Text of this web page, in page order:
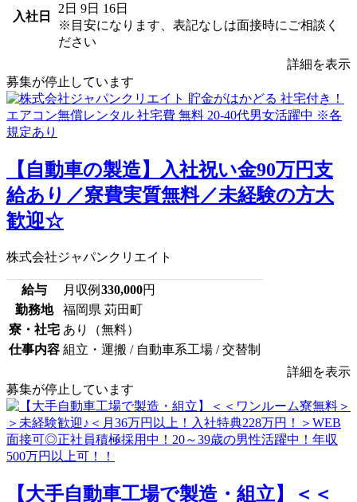
入社日
2日 9日 16日
※目安になります、表記なしは面接時にご相談く
ださい
詳細を表示
募集が停止しています
【自動車の製造】入社祝い金90万円支
給あり／寮費実質無料／未経験の方大
歓迎☆
株式会社ジャパンクリエイト
給与 月収例 330,000円
勤務地
福岡県 苅田町
寮・社宅 あり（無料）
仕事内容 組立・運搬 / 自動車系工場 / 交替制
詳細を表示
募集が停止しています
【大手自動車工場で製造・組立】＜＜